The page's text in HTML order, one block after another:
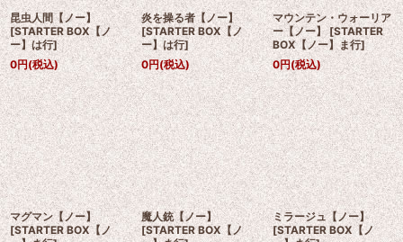
昆虫人間【ノー】
[STARTER BOX【ノ
ー】は行]
0円(税込)
炎を操る者【ノー】
[STARTER BOX【ノ
ー】は行]
0円(税込)
マウンテン・ウォーリア
ー【ノー】 [STARTER
BOX【ノー】ま行]
0円(税込)
マグマン【ノー】
[STARTER BOX【ノ
魔人銃【ノー】
[STARTER BOX【ノ
ミラージュ【ノー】
[STARTER BOX【ノ